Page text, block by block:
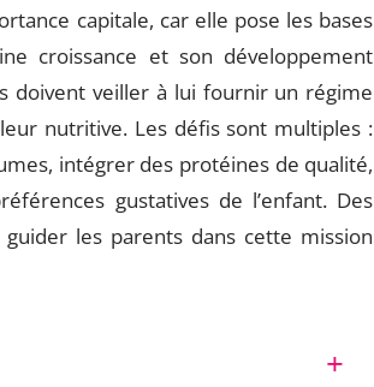
capitale, car elle pose les bases
croissance et son développement
doivent veiller à lui fournir un régime
nutritive. Les défis sont multiples :
intégrer des protéines de qualité,
gustatives de l’enfant. Des
les parents dans cette mission